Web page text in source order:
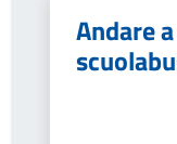
Andare